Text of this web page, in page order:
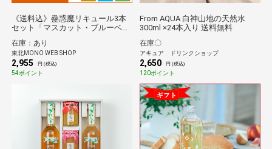
《送料込》蠱惑魔リキュール3本
セット「マスカット・ブルーベリ
*
在庫：あり
東北MONO WEB SHOP
2,955 円 (税込)
54ポイント
From AQUA 白神山地の天然水
300ml ×24本入り 送料無料
在庫〇
アキュア ドリンクショップ
2,650 円 (税込)
120ポイント